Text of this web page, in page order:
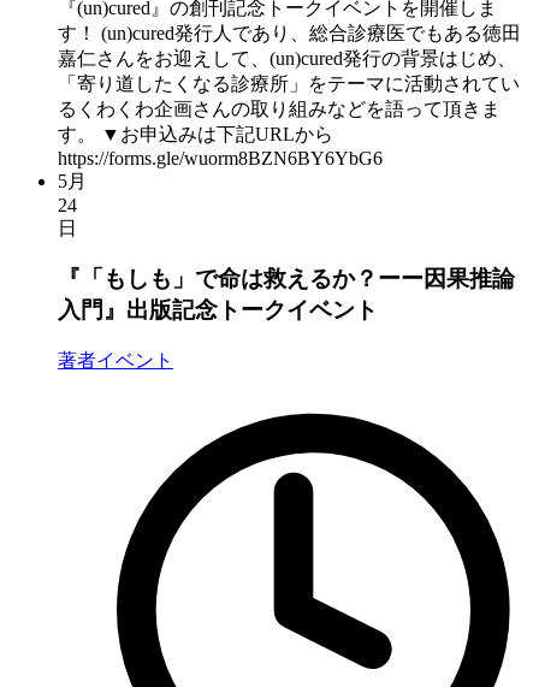
『(un)cured』の創刊記念トークイベントを開催しま
す！ (un)cured発行人であり、総合診療医でもある徳田
嘉仁さんをお迎えして、(un)cured発行の背景はじめ、
「寄り道したくなる診療所」をテーマに活動されてい
るくわくわ企画さんの取り組みなどを語って頂きま
す。 ▼お申込みは下記URLから
https://forms.gle/wuorm8BZN6BY6YbG6
5月
24
日
『「もしも」で命は救えるか？ーー因果推論
入門』出版記念トークイベント
著者イベント